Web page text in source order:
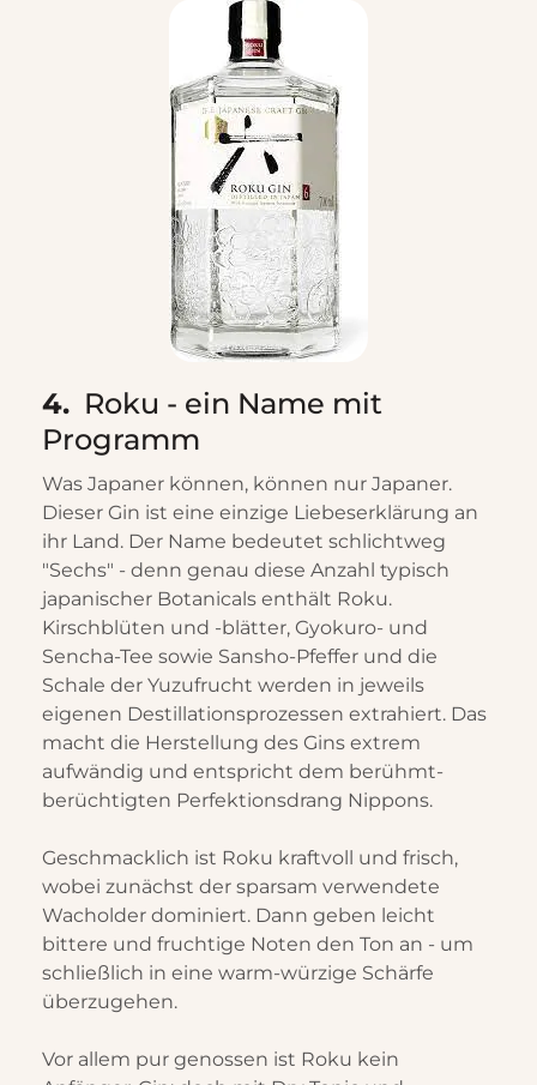
4. Roku - ein Name mit
Programm
Was Japaner können, können nur Japaner.
Dieser Gin ist eine einzige Liebeserklärung an
ihr Land. Der Name bedeutet schlichtweg
"Sechs" - denn genau diese Anzahl typisch
japanischer Botanicals enthält Roku.
Kirschblüten und -blätter, Gyokuro- und
Sencha-Tee sowie Sansho-Pfeffer und die
Schale der Yuzufrucht werden in jeweils
eigenen Destillationsprozessen extrahiert. Das
macht die Herstellung des Gins extrem
aufwändig und entspricht dem berühmt-
berüchtigten Perfektionsdrang Nippons.
Geschmacklich ist Roku kraftvoll und frisch,
wobei zunächst der sparsam verwendete
Wacholder dominiert. Dann geben leicht
bittere und fruchtige Noten den Ton an - um
schließlich in eine warm-würzige Schärfe
überzugehen.
Vor allem pur genossen ist Roku kein